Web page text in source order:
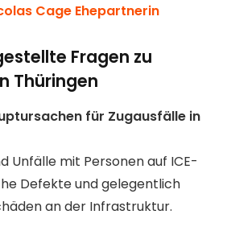
Cage Ehepartnerin
Fragen zu
Thüringen
für Zugausfälle in
Unfälle mit Personen auf ICE-
Defekte und gelegentlich
an der Infrastruktur.